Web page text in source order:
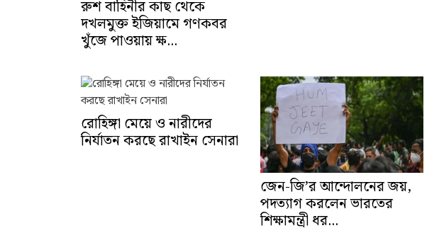
রুশ বাহিনীর কাছ থেকে
দখলমুক্ত ইজিয়ামে গণকবর
খুঁজে পাওয়ায় ক্ষ...
রোহিঙ্গা মেয়ে ও নারীদের
নির্যাতন করছে রাখাইন সেনারা
জেন-জি’র আন্দোলনের জয়,
পদত্যাগ করলেন ভারতের
শিক্ষামন্ত্রী ধর...